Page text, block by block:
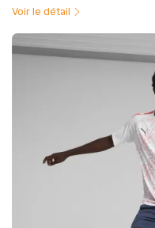
Voir le détail